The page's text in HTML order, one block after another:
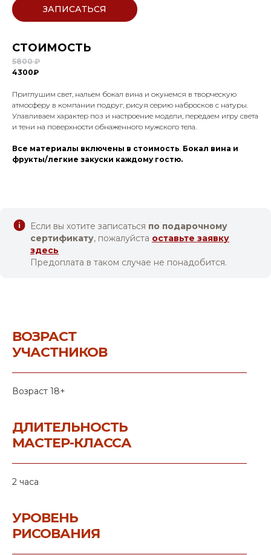
ЗАПИСАТЬСЯ
СТОИМОСТЬ
5800 ₽
4300₽
Приглушим свет, нальем бокал вина и окунемся в творческую
атмосферу в компании подруг, рисуя серию набросков с натуры.
Улавливаем характер поз и настроение модели, передаем игру света
и тени на поверхности обнаженного мужского тела.
Все материалы включены в стоимость Бокал вина и
фрукты/легкие закуски каждому гостю.
Если вы хотите записаться по подарочному
сертификату, пожалуйста оставьте заявку
здесь
Предоплата в таком случае не понадобится.
ВОЗРАСТ
УЧАСТНИКОВ
Возраст 18+
ДЛИТЕЛЬНОСТЬ
МАСТЕР-КЛАССА
2 часа
УРОВЕНЬ
РИСОВАНИЯ